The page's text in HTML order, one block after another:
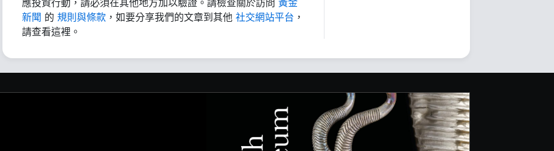
新聞 的 規則與條款 ，如要分享我們的文章到其他 社交網站平台 ，
請查看這裡。